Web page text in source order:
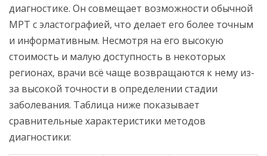
диагностике. Он совмещает возможности обычной
МРТ с эластографией, что делает его более точным
и информативным. Несмотря на его высокую
стоимость и малую доступность в некоторых
регионах, врачи всё чаще возвращаются к нему из-
за высокой точности в определении стадии
заболевания. Таблица ниже показывает
сравнительные характеристики методов
диагностики: